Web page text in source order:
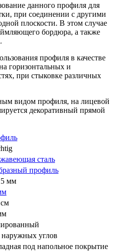
данного профиля для
при соединении с другими
плоскости. В этом случае
бордюра, а также
профиля в качестве
горизонтальных и
при стыковке различных
видом профиля, на лицевой
декоративный прямой
сталь
профиль
мм
углов
под напольное покрытие